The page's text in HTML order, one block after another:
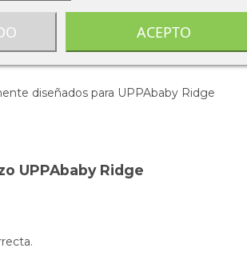
diseñados para UPPAbaby Ridge
UPPAbaby Ridge
ACEPTO